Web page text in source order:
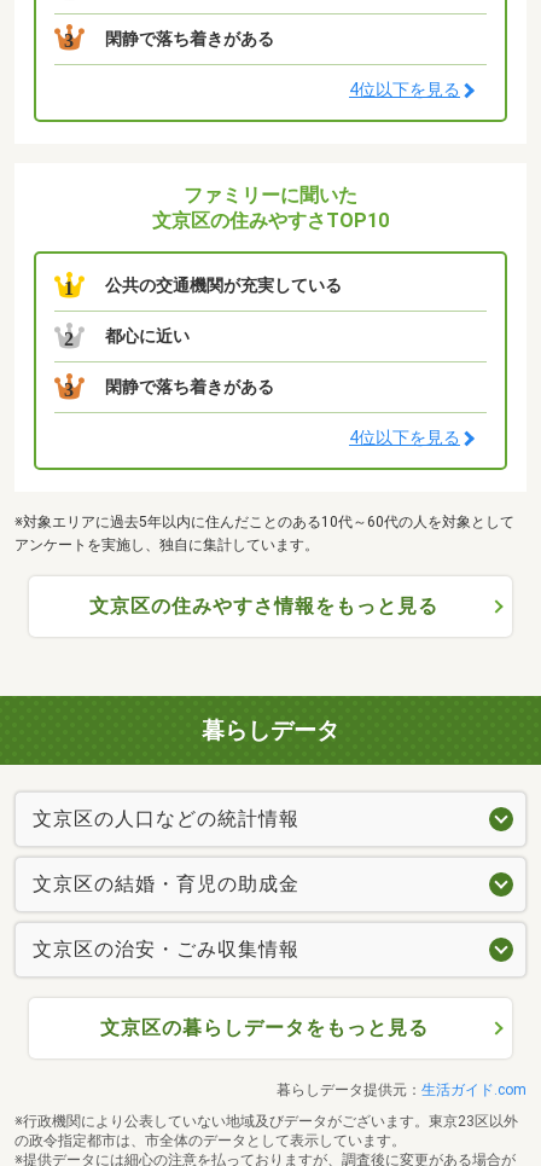
3 閑静で落ち着きがある
4位以下を見る
ファミリーに聞いた
文京区の住みやすさTOP10
1 公共の交通機関が充実している
2 都心に近い
3 閑静で落ち着きがある
4位以下を見る
※対象エリアに過去5年以内に住んだことのある10代～60代の人を対象として
アンケートを実施し、独自に集計しています。
文京区の住みやすさ情報をもっと見る
暮らしデータ
文京区の人口などの統計情報
文京区の結婚・育児の助成金
文京区の治安・ごみ収集情報
文京区の暮らしデータをもっと見る
暮らしデータ提供元： 生活ガイド.com
※行政機関により公表していない地域及びデータがございます。東京23区以外
の政令指定都市は、市全体のデータとして表示しています。
※提供データには細心の注意を払っておりますが、調査後に変更がある場合が